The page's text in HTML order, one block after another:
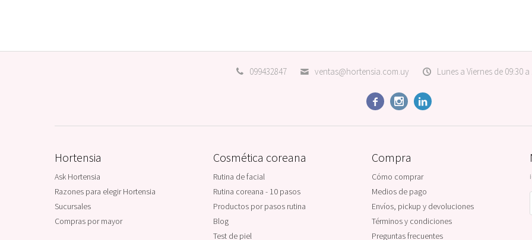
099432847 ventas@hortensia.com.uy Lunes a Viernes de 09:30 a
  
Hortensia
Ask Hortensia
Razones para elegir Hortensia
Sucursales
Compras por mayor
Cosmética coreana
Rutina de facial
Rutina coreana - 10 pasos
Productos por pasos rutina
Blog
Test de piel
Compra
Cómo comprar
Medios de pago
Envíos, pickup y devoluciones
Términos y condiciones
Preguntas frecuentes